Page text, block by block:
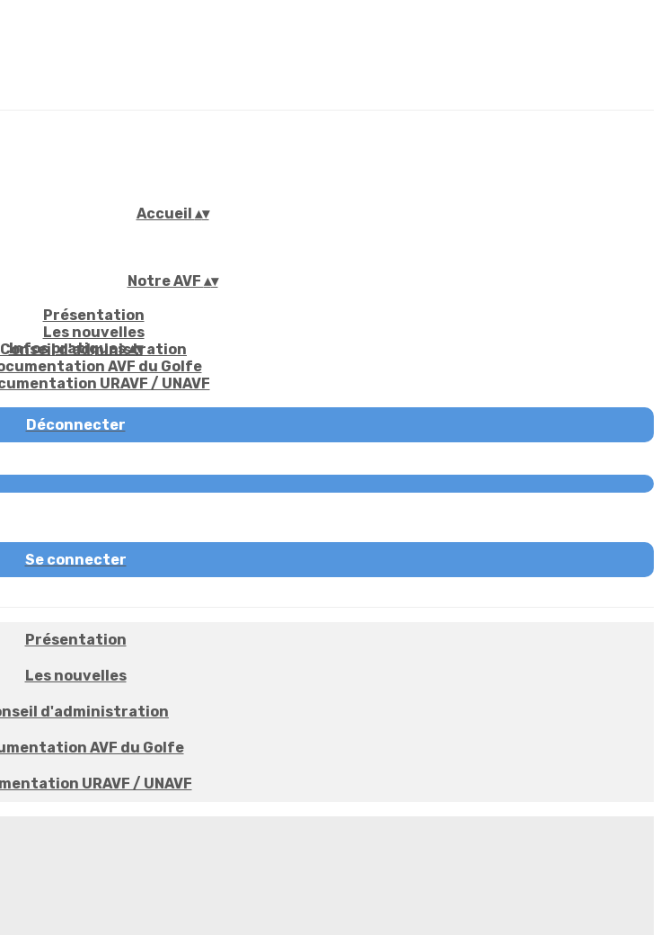
Accueil ▴▾
Notre AVF ▴▾
Présentation
Les nouvelles
Conseil d'administration
AVF du Golfe
URAVF / UNAVF
Infos pratiques▴▾
Déconnecter
Se connecter
Présentation
Les nouvelles
d'administration
AVF du Golfe
URAVF / UNAVF